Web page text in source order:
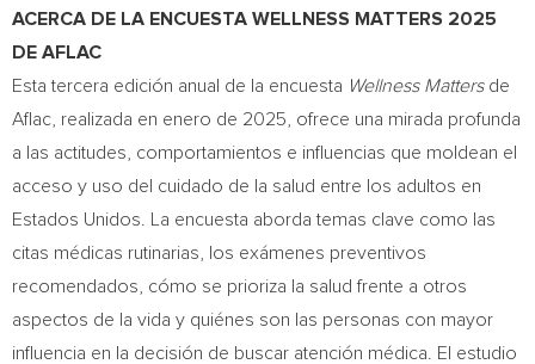
ACERCA DE LA ENCUESTA WELLNESS MATTERS 2025
DE AFLAC
Esta tercera edición anual de la encuesta Wellness Mattersde
Aflac, realizada en enero de 2025, ofrece una mirada profunda
a las actitudes, comportamientos e influencias que moldean el
acceso y uso del cuidado de la salud entre los adultos en
Estados Unidos. La encuesta aborda temas clave como las
citas médicas rutinarias, los exámenes preventivos
recomendados, cómo se prioriza la salud frente a otros
aspectos de la vida y quiénes son las personas con mayor
influencia en la decisión de buscar atención médica. El estudio